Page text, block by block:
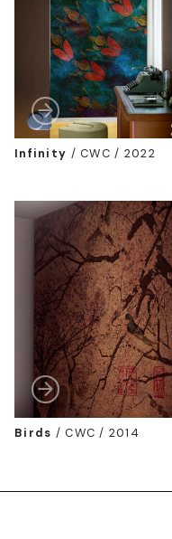
Infinity /CWC / 2022
Birds /CWC / 2014